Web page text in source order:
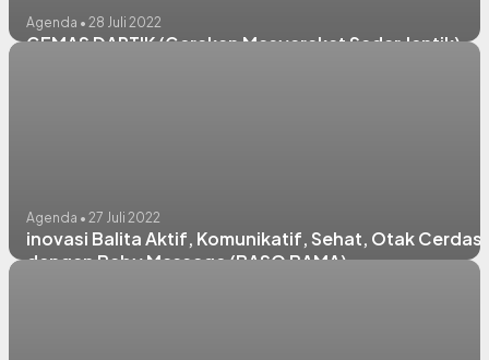
Agenda • 28 Juli 2022
GEMAS DARTIK (Gerakan Masyarakat Sadar Jentik)
Agenda • 27 Juli 2022
inovasi Balita Aktif, Komunikatif, Sehat, Otak Cerdas
dengan Baby Massage (BASO BAMA)